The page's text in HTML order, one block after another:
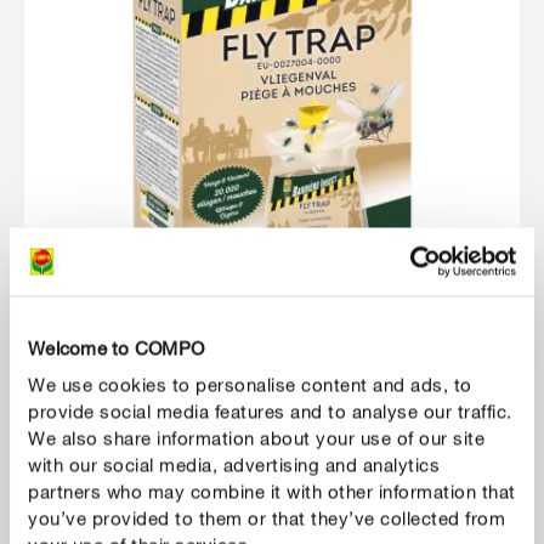
Welcome to COMPO
We use cookies to personalise content and ads, to
provide social media features and to analyse our traffic.
We also share information about your use of our site
with our social media, advertising and analytics
partners who may combine it with other information that
you’ve provided to them or that they’ve collected from
COMPO Barrière Insect Green Fly Trap